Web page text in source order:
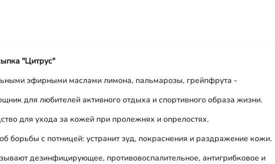
"Цитрус"
эфирными маслами лимона, пальмарозы, грейпфрута -
для любителей активного отдыха и спортивного образа жизни.
для ухода за кожей при пролежнях и опрелостях.
борьбы с потницей: устранит зуд, покраснения и раздражение кожи.
дезинфицирующее, противовоспалительное, антигрибковое и